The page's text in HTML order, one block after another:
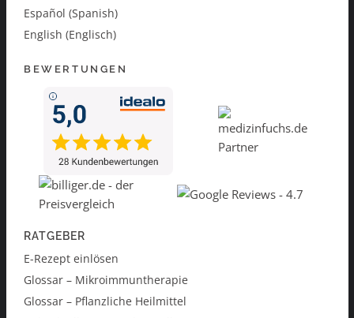
Español (Spanish)
English (Englisch)
BEWERTUNGEN
RATGEBER
E-Rezept einlösen
Glossar – Mikroimmuntherapie
Glossar – Pflanzliche Heilmittel